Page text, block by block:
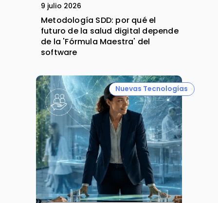
9 julio 2026
Metodología SDD: por qué el
futuro de la salud digital depende
de la 'Fórmula Maestra' del
software
Nuevas Tecnologías